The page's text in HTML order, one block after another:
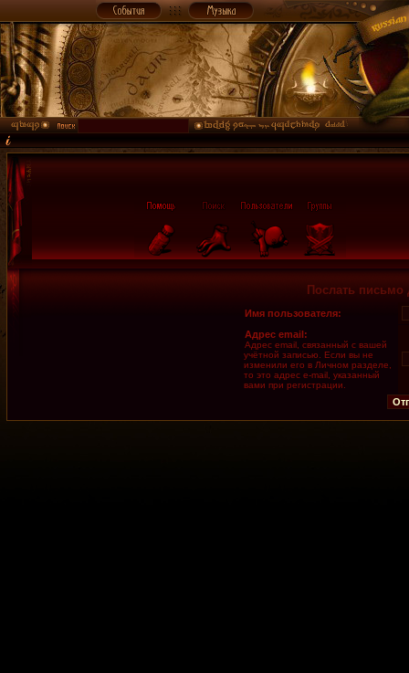
Послать письмо
Имя пользователя:
Адрес email:
Адрес email, связанный с вашей
учётной записью. Если вы не
изменили его в Личном разделе,
то это адрес e-mail, указанный
вами при регистрации.